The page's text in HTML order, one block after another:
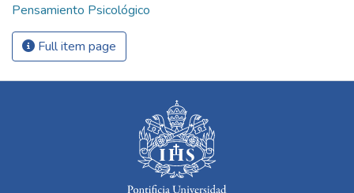
Pensamiento Psicológico
Full item page